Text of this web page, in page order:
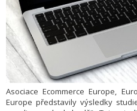
Asociace Ecommerce Europe,
Europe představily výsledky